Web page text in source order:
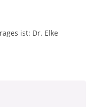
ist: Dr. Elke